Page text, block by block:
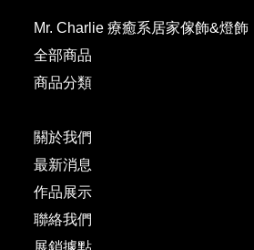
Mr. Charlie 療癒系居家傢飾&燈飾
全部商品
商品分類
關於我們
最新消息
作品展示
聯絡我們
展銷據點